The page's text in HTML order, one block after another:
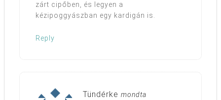
zárt cipőben, és legyen a
kézipoggyászban egy kardigán is.
Reply
Tündérke mondta